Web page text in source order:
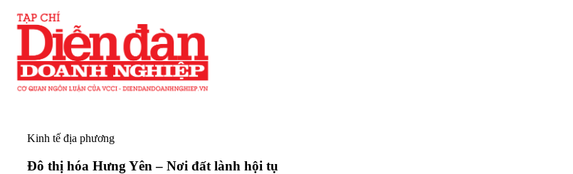
Kinh tế địa phương
Đô thị hóa Hưng Yên – Nơi đất lành hội tụ